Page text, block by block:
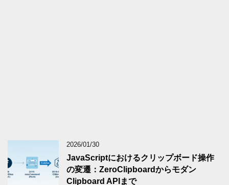
2026/01/30
JavaScriptにおけるクリップボード操作
の変遷：ZeroClipboardからモダン
Clipboard APIまで